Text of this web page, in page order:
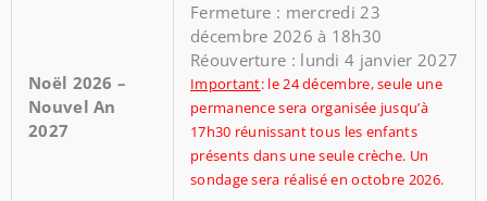
Noël 2026 –
Nouvel An
2027
Fermeture : mercredi 23
décembre 2026 à 18h30
Réouverture : lundi 4 janvier 2027
Important: le 24 décembre, seule une
permanence sera organisée jusqu’à
17h30 réunissant tous les enfants
présents dans une seule crèche. Un
sondage sera réalisé en octobre 2026.